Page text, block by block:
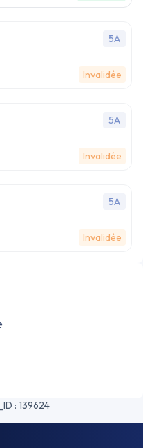
5A
Invalidée
5A
Invalidée
5A
Invalidée
: 139624